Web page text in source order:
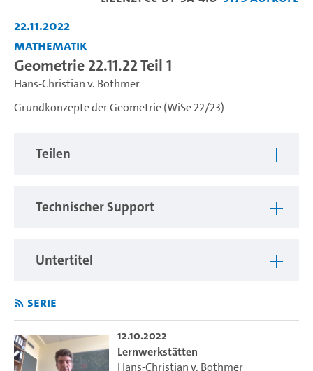
22.11.2022
Mathematik
Geometrie 22.11.22 Teil 1
Hans-Christian v. Bothmer
Grundkonzepte der Geometrie (WiSe 22/23)
Teilen
Technischer Support
Untertitel
Serie
12.10.2022
Lernwerkstätten
Hans-Christian v. Bothmer